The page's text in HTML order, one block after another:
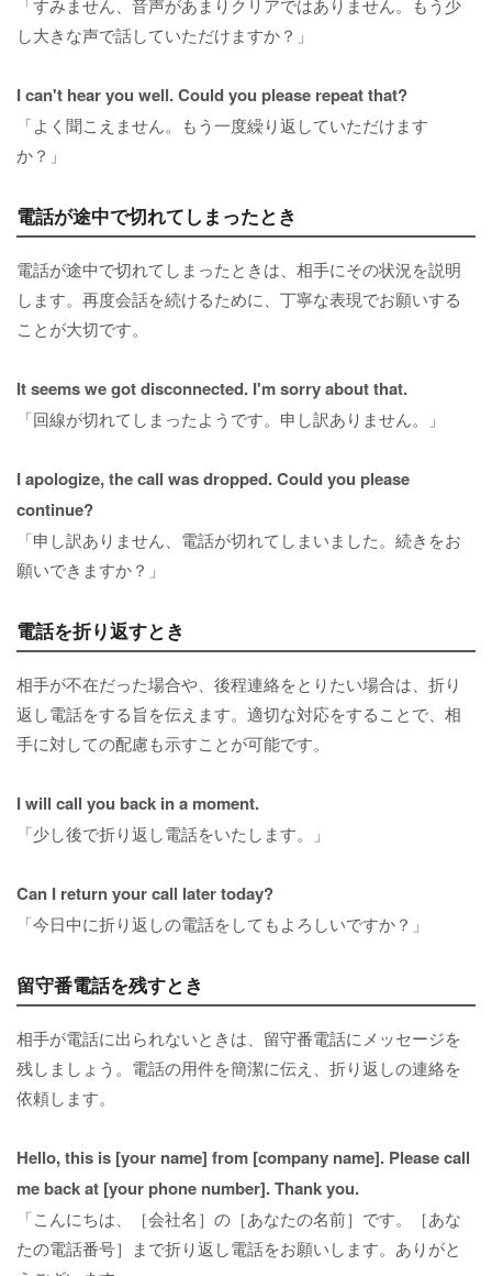
「すみません、音声があまりクリアではありません。もう少
し大きな声で話していただけますか？」
I can't hear you well. Could you please repeat that?
「よく聞こえません。もう一度繰り返していただけます
か？」
電話が途中で切れてしまったとき
電話が途中で切れてしまったときは、相手にその状況を説明
します。再度会話を続けるために、丁寧な表現でお願いする
ことが大切です。
It seems we got disconnected. I'm sorry about that.
「回線が切れてしまったようです。申し訳ありません。」
I apologize, the call was dropped. Could you please
continue?
「申し訳ありません、電話が切れてしまいました。続きをお
願いできますか？」
電話を折り返すとき
相手が不在だった場合や、後程連絡をとりたい場合は、折り
返し電話をする旨を伝えます。適切な対応をすることで、相
手に対しての配慮も示すことが可能です。
I will call you back in a moment.
「少し後で折り返し電話をいたします。」
Can I return your call later today?
「今日中に折り返しの電話をしてもよろしいですか？」
留守番電話を残すとき
相手が電話に出られないときは、留守番電話にメッセージを
残しましょう。電話の用件を簡潔に伝え、折り返しの連絡を
依頼します。
Hello, this is [your name] from [company name]. Please call
me back at [your phone number]. Thank you.
「こんにちは、［会社名］の［あなたの名前］です。［あな
たの電話番号］まで折り返し電話をお願いします。ありがと